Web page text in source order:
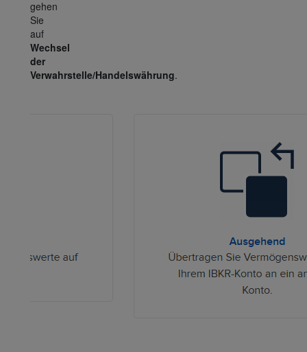
gehen
Sie
auf
Wechsel
der
Verwahrstelle/Handelswährung.